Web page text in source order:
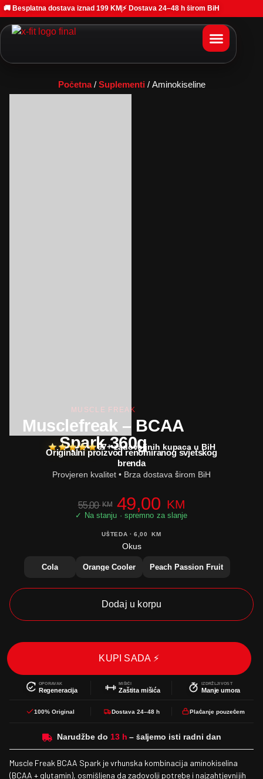
🚚 Besplatna dostava iznad 199 KM ⚡ Dostava 24–48 h širom BiH
MUSCLE FREAK
Musclefreak – BCAA
Spark 360g
97+ zadovoljnih kupaca u BiH
Originalni proizvod renomiranog svjetskog
brenda
Provjeren kvalitet • Brza dostava širom BiH
55,00 KM 49,00 KM
UŠTEDA ·6,00 KM
Okus
Cola Orange Cooler Peach Passion Fruit
Dodaj u korpu
KUPI SADA ⚡
OPORAVAK
Regeneracija
MIŠIĆI
Zaštita mišića
IZDRŽLJIVOST
Manje umora
100% Original Dostava 24–48 h Plaćanje pouzećem
Narudžbe do
Muscle Freak BCAA Spark je vrhunska kombinacija aminokiselina
(BCAA + glutamin), osmišljena da zadovolji potrebe i najzahtjevnijih
Početna/ Suplementi/ Aminokiseline